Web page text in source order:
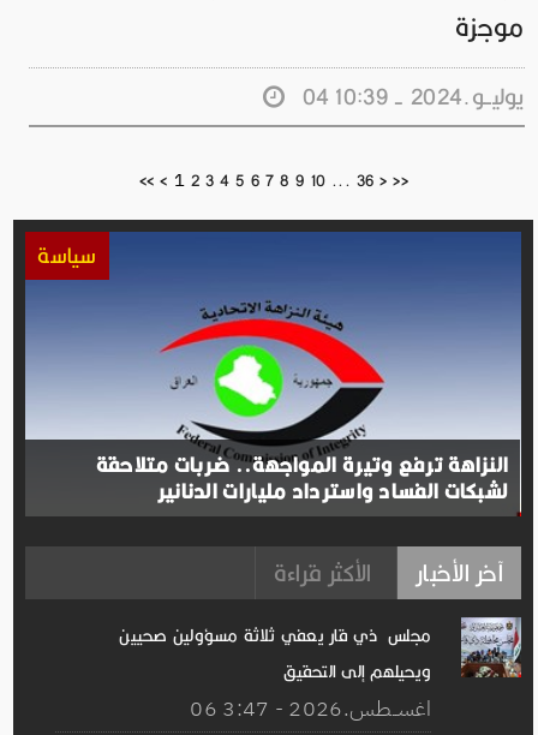
موجزة
04 يوليــو.2024 - 10:39
<< < 1 2 3 4 5 6 7 8 9 10 ... 36 > >>
سياسة
النزاهة ترفع وتيرة المواجهة.. ضربات متلاحقة
لشبكات الفساد واسترداد مليارات الدنانير
آخر الأخبار الأكثر قراءة
مجلس ذي قار يعفي ثلاثة مسؤولين صحيين
ويحيلهم إلى التحقيق
06 اغســطس.2026 - 3:47